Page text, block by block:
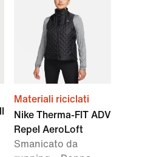
Materiali riciclati
Nike Therma-FIT ADV
Repel AeroLoft
Smanicato da